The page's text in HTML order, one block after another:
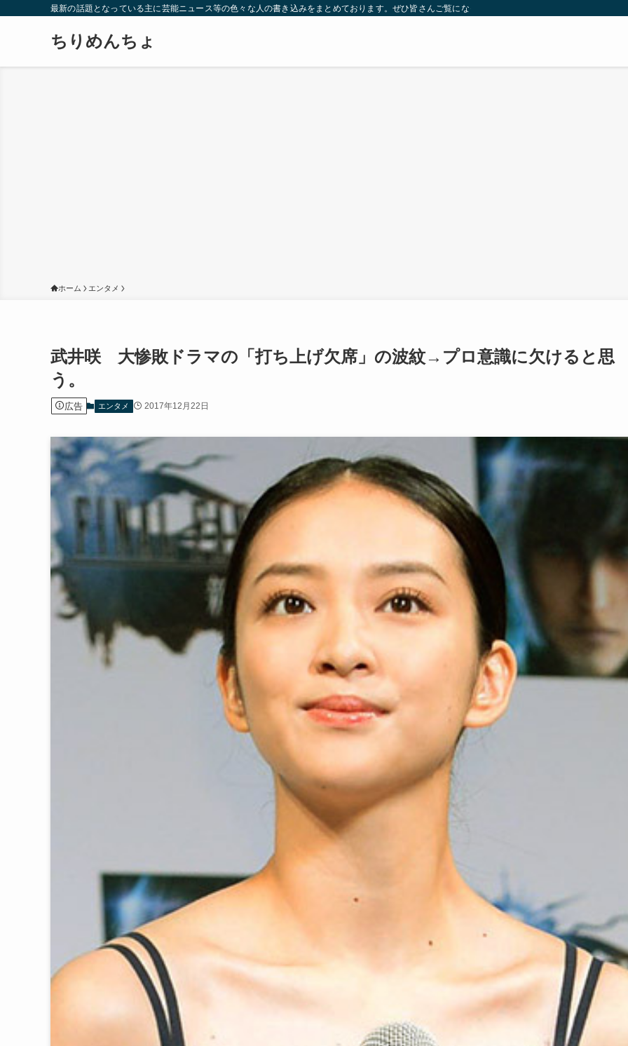
最新の話題となっている主に芸能ニュース等の色々な人の書き込みをまとめております。ぜひ皆さんご覧になっていってください。
ちりめんちょ
ホーム エンタメ
武井咲 大惨敗ドラマの「打ち上げ欠席」の波紋→プロ意識に欠けると思
う。
広告 エンタメ 2017年12月22日